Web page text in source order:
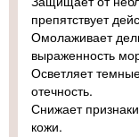
препятствует
Омолаживает
выраженность
Осветляет
отечность.
Снижает
кожи.